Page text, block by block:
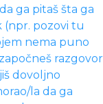
ga pitaš šta ga
(npr. pozovi tu
nema puno
razgovor
dovoljno
la da ga